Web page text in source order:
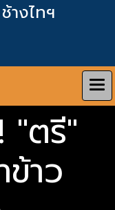
ช้างไทฯ
"ตรี"
าว